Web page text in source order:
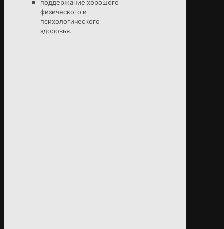
поддержание хорошего
физического и
психологического
здоровья.